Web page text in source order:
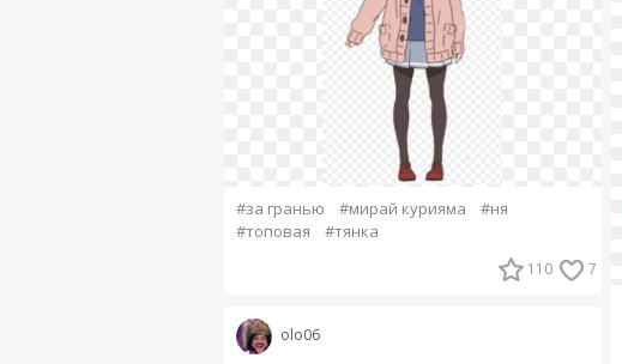
#за гранью #мирай курияма
#ня
#топовая
#тянка
110 7
olo06